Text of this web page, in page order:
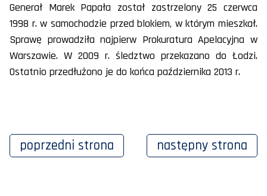
Generał Marek Papała został zastrzelony 25 czerwca
1998 r. w samochodzie przed blokiem, w którym mieszkał.
Sprawę prowadziła najpierw Prokuratura Apelacyjna w
Warszawie. W 2009 r. śledztwo przekazano do Łodzi.
Ostatnio przedłużono je do końca października 2013 r.
poprzedni strona następny strona